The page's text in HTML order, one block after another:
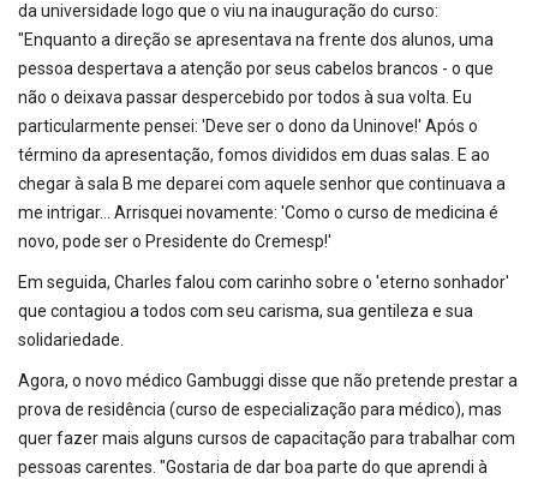
da universidade logo que o viu na inauguração do curso:
"Enquanto a direção se apresentava na frente dos alunos, uma
pessoa despertava a atenção por seus cabelos brancos - o que
não o deixava passar despercebido por todos à sua volta. Eu
particularmente pensei: 'Deve ser o dono da Uninove!' Após o
término da apresentação, fomos divididos em duas salas. E ao
chegar à sala B me deparei com aquele senhor que continuava a
me intrigar... Arrisquei novamente: 'Como o curso de medicina é
novo, pode ser o Presidente do Cremesp!'
Em seguida, Charles falou com carinho sobre o 'eterno sonhador'
que contagiou a todos com seu carisma, sua gentileza e sua
solidariedade.
Agora, o novo médico Gambuggi disse que não pretende prestar a
prova de residência (curso de especialização para médico), mas
quer fazer mais alguns cursos de capacitação para trabalhar com
pessoas carentes. "Gostaria de dar boa parte do que aprendi à